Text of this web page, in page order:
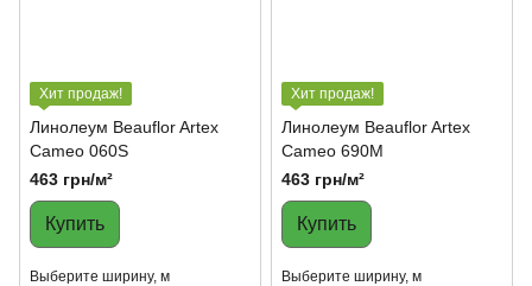
Хит продаж!
Линолеум Beauflor Artex
Cameo 060S
463 грн/м²
Купить
Выберите ширину, м
Хит продаж!
Линолеум Beauflor Artex
Cameo 690M
463 грн/м²
Купить
Выберите ширину, м